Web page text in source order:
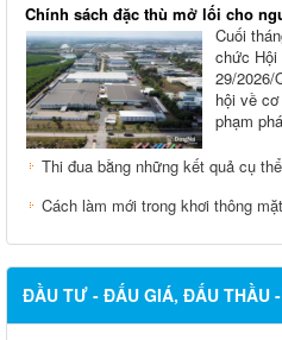
Chính sách đặc thù mở lối cho
Cuối
chức Hội
29/2026/
hội về
phạm
Thi đua bằng những kết quả cụ thể
Cách làm mới trong khơi thông
ĐẦU TƯ - ĐẤU GIÁ, ĐẤU THẦU